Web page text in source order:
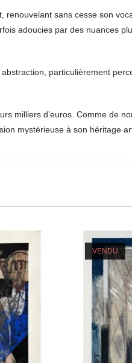
sans cesse son
adoucies par des nuances
particulièrement
milliers d’euros. Comme de
mystérieuse à son héritage
VENDU